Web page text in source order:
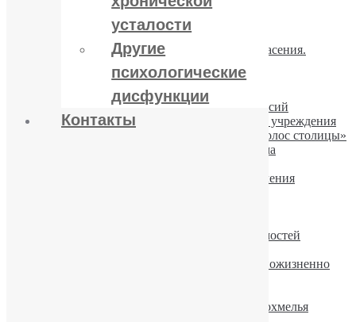
Когда и как осуществлять вывод из запоя
Можно ли вылечить алкоголизм
Алкогольная интоксикация
Если пациент не хочет лечиться. Шаги спасения.
«Горячка белая»
Компульсивное влечение к алкоголю
«Звездный путь» из зависимости и депрессий
Реабилитационные центры – не лечебные учреждения
Юрий Пакин про алкоголизм на радио «Голос столицы»
Бен Аффлек проходит лечение алкоголизма
Китайцы показывают путь успешного лечения
Аэробика и питание при лечении зависимостей
В Техасе пьяный автомобилист осужден пожизненно
Физкультура не помогает избавиться от похмелья
усталости
Другие
психологические
дисфункции
Контакты